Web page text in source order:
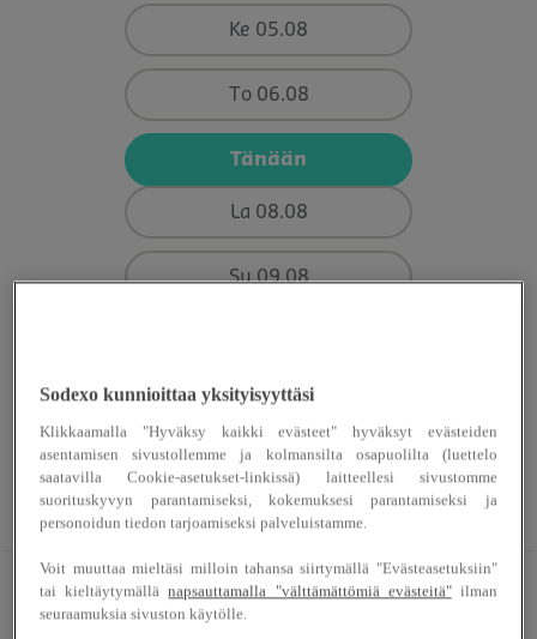
Ke 05.08
To 06.08
Tänään
La 08.08
Su 09.08
Palvelemme Lounas 10.30 - 13.30 kahvila 08.00 -
13.30
Viikon aukioloajat
FROM OUR FAVORITES FROM FIELD
Linssi-tomaattikastiketta
Sodexo kunnioittaa yksityisyyttäsi
Klikkaamalla "Hyväksy kaikki evästeet" hyväksyt evästeiden
asentamisen sivustollemme ja kolmansilta osapuolilta (luettelo
saatavilla Cookie-asetukset-linkissä) laitteellesi sivustomme
suorituskyvyn parantamiseksi, kokemuksesi parantamiseksi ja
personoidun tiedon tarjoamiseksi palveluistamme.
Voit muuttaa mieltäsi milloin tahansa siirtymällä "Evästeasetuksiin"
tai kieltäytymällänapsauttamalla "välttämättömiä evästeitä"ilman
seuraamuksia sivuston käytölle.